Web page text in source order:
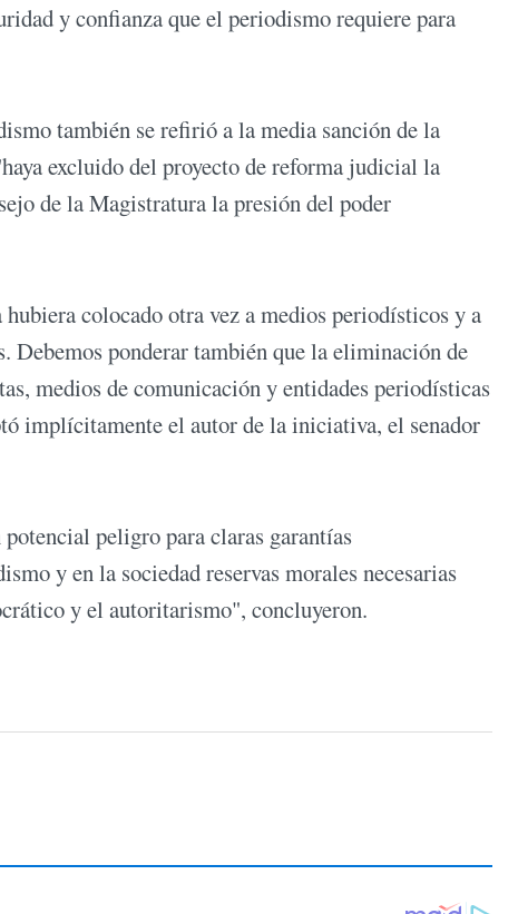
y confianza que el periodismo requiere para
también se refirió a la media sanción de la
excluido del proyecto de reforma judicial la
de la Magistratura la presión del poder
colocado otra vez a medios periodísticos y a
Debemos ponderar también que la eliminación de
medios de comunicación y entidades periodísticas
implícitamente el autor de la iniciativa, el senador
peligro para claras garantías
y en la sociedad reservas morales necesarias
y el autoritarismo", concluyeron.